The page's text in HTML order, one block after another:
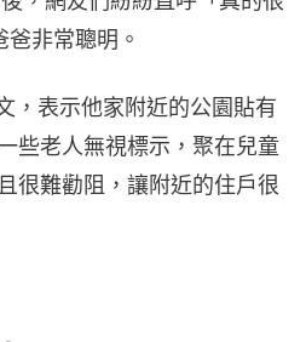
非常聰明。
，表示他家附近的公園貼有
些老人無視標示，聚在兒童
很難勸阻，讓附近的住戶很